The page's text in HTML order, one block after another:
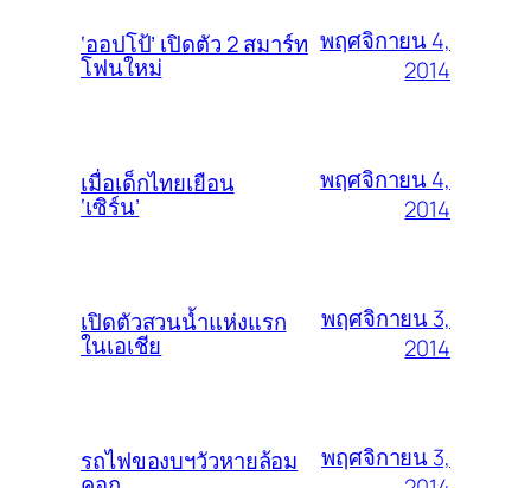
‘ออปโป้’ เปิดตัว 2 สมาร์ท
โฟนใหม่
พฤศจิกายน 4,
2014
เมื่อเด็กไทยเยือน
‘เซิร์น’
พฤศจิกายน 4,
2014
เปิดตัวสวนน้ำแห่งแรก
ในเอเชีย
พฤศจิกายน 3,
2014
รถไฟของบฯวัวหายล้อม
พฤศจิกายน 3,